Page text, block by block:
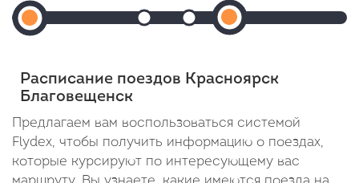
Красноярск
Пасс
14:28
Прибытие: 16:28
Отправление: 16:29
В пути: 2 часа
Прибытие: 17:00
Отправление: 17:01
В пути: 2 часа 32 минуты
Прибытие:
пути:
3
дня
Расписание поездов Красноярск
Благовещенск
Предлагаем вам воспользоваться системой
Flydex, чтобы получить информацию о поездах,
которые курсируют по интересующему вас